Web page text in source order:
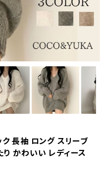
長袖 ロング スリーブ
かわいい レディース